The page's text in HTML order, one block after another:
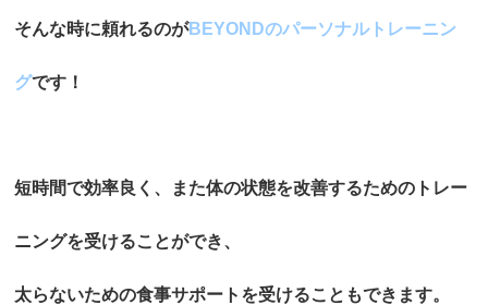
そんな時に頼れるのがBEYONDのパーソナルトレーニン
グです！
短時間で効率良く、また体の状態を改善するためのトレー
ニングを受けることができ、
太らないための食事サポートを受けることもできます。